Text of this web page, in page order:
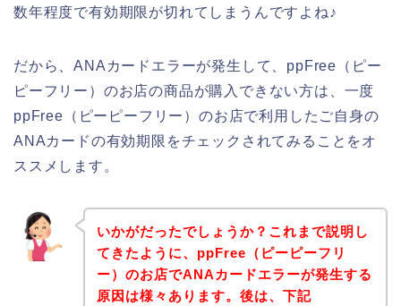
数年程度で有効期限が切れてしまうんですよね♪
だから、ANAカードエラーが発生して、ppFree（ピー
ピーフリー）のお店の商品が購入できない方は、一度
ppFree（ピーピーフリー）のお店で利用したご自身の
ANAカードの有効期限をチェックされてみることをオ
ススメします。
いかがだったでしょうか？これまで説明し
てきたように、ppFree（ピーピーフリ
ー）のお店でANAカードエラーが発生する
原因は様々あります。後は、下記